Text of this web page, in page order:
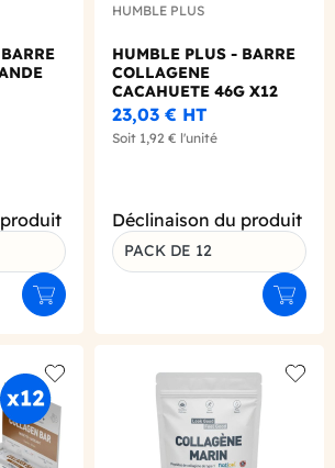
Ajouter au panier
HUMBLE PLUS
HUMBLE PLUS - BARRE
COLLAGENE
CACAHUETE 46G X12
23,03 € HT
Soit 1,92 € l'unité
Déclinaison du produit
PACK DE 12
Add to wishlist